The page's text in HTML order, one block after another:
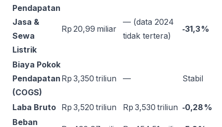
Pendapatan
Jasa &
Sewa
Listrik
Rp 20,99 miliar
— (data 2024
tidak tertera)
‑31,3 %
Biaya Pokok
Pendapatan
(COGS)
Rp 3,350 triliun — Stabil
Laba Bruto Rp 3,520 triliun Rp 3,530 triliun ‑0,28 %
Beban